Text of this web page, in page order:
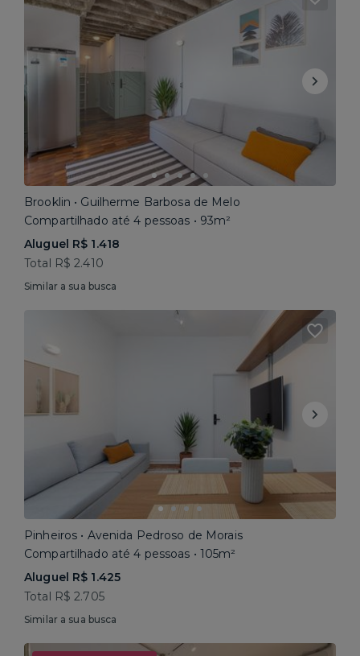
Brooklin • Guilherme Barbosa de Melo
Compartilhado até 4 pessoas • 93m²
Aluguel R$ 1.418
Total R$ 2.410
Similar a sua busca
Pinheiros • Avenida Pedroso de Morais
Compartilhado até 4 pessoas • 105m²
Aluguel R$ 1.425
Total R$ 2.705
Similar a sua busca